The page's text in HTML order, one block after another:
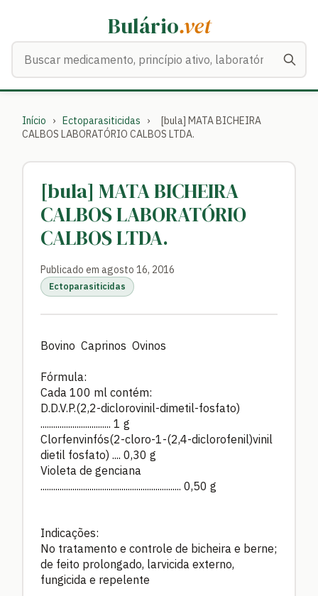
Bulário.vet
Início › Ectoparasiticidas ›
[bula] MATA BICHEIRA
CALBOS LABORATÓRIO CALBOS LTDA.
[bula] MATA BICHEIRA
CALBOS LABORATÓRIO
CALBOS LTDA.
Publicado em agosto 16, 2016
Ectoparasiticidas
Bovino Caprinos Ovinos
Fórmula:
Cada 100 ml contém:
D.D.V.P.(2,2-diclorovinil-dimetil-fosfato)
................................. 1 g
Clorfenvinfós(2-cloro-1-(2,4-diclorofenil)vinil
dietil fosfato) .... 0,30 g
Violeta de genciana
.................................................................. 0,50 g
Indicações:
No tratamento e controle de bicheira e berne;
de feito prolongado, larvicida externo,
fungicida e repelente